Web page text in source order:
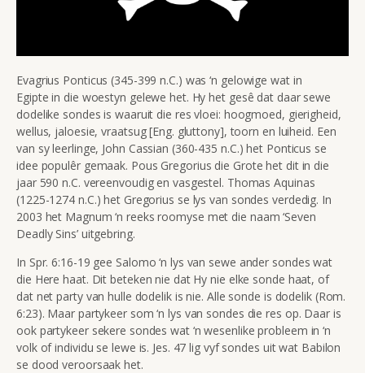
Evagrius Ponticus (345-399 n.C.) was ‘n gelowige wat in
Egipte in die woestyn gelewe het. Hy het gesê dat daar sewe
dodelike sondes is waaruit die res vloei: hoogmoed, gierigheid,
wellus, jaloesie, vraatsug [Eng. gluttony], toorn en luiheid. Een
van sy leerlinge, John Cassian (360-435 n.C.) het Ponticus se
idee populêr gemaak. Pous Gregorius die Grote het dit in die
jaar 590 n.C. vereenvoudig en vasgestel. Thomas Aquinas
(1225-1274 n.C.) het Gregorius se lys van sondes verdedig. In
2003 het Magnum ‘n reeks roomyse met die naam ‘Seven
Deadly Sins’ uitgebring.
In Spr. 6:16-19 gee Salomo ‘n lys van sewe ander sondes wat
die Here haat. Dit beteken nie dat Hy nie elke sonde haat, of
dat net party van hulle dodelik is nie. Alle sonde is dodelik (Rom.
6:23). Maar partykeer som ‘n lys van sondes die res op. Daar is
ook partykeer sekere sondes wat ‘n wesenlike probleem in ‘n
volk of individu se lewe is. Jes. 47 lig vyf sondes uit wat Babilon
se dood veroorsaak het.